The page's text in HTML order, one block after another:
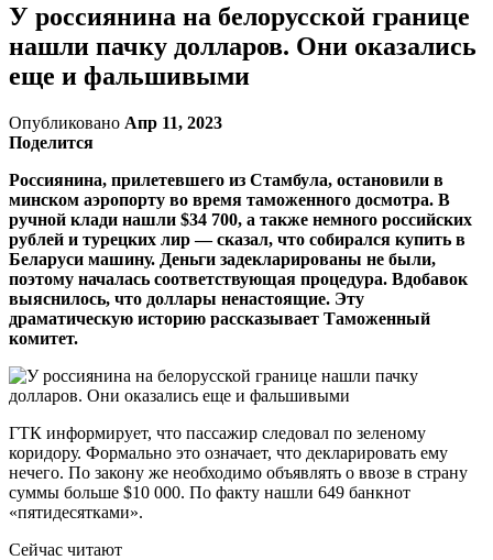
У россиянина на белорусской границе
нашли пачку долларов. Они оказались
еще и фальшивыми
Опубликовано Апр 11, 2023
Поделится
Россиянина, прилетевшего из Стамбула, остановили в
минском аэропорту во время таможенного досмотра. В
ручной клади нашли $34 700, а также немного российских
рублей и турецких лир — сказал, что собирался купить в
Беларуси машину. Деньги задекларированы не были,
поэтому началась соответствующая процедура. Вдобавок
выяснилось, что доллары ненастоящие. Эту
драматическую историю рассказывает Таможенный
комитет.
ГТК информирует, что пассажир следовал по зеленому
коридору. Формально это означает, что декларировать ему
нечего. По закону же необходимо объявлять о ввозе в страну
суммы больше $10 000. По факту нашли 649 банкнот
«пятидесятками».
Сейчас читают